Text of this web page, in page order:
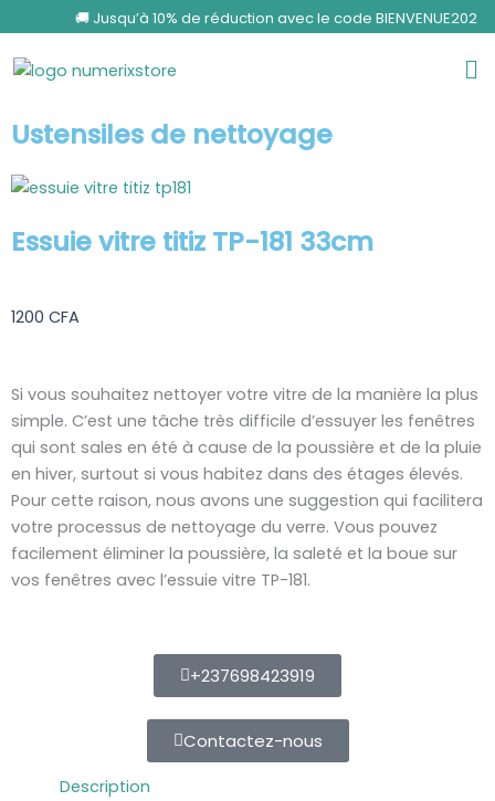
au
contenu
🚚 Jusqu’à 10% de réduction avec le code BIENVENUE2024
Ustensiles de nettoyage
Essuie vitre titiz TP-181 33cm
1200 CFA
Si vous souhaitez nettoyer votre vitre de la manière la plus
simple. C’est une tâche très difficile d’essuyer les fenêtres
qui sont sales en été à cause de la poussière et de la pluie
en hiver, surtout si vous habitez dans des étages élevés.
Pour cette raison, nous avons une suggestion qui facilitera
votre processus de nettoyage du verre. Vous pouvez
facilement éliminer la poussière, la saleté et la boue sur
vos fenêtres avec l’essuie vitre TP-181.
+237698423919
Contactez-nous
Description